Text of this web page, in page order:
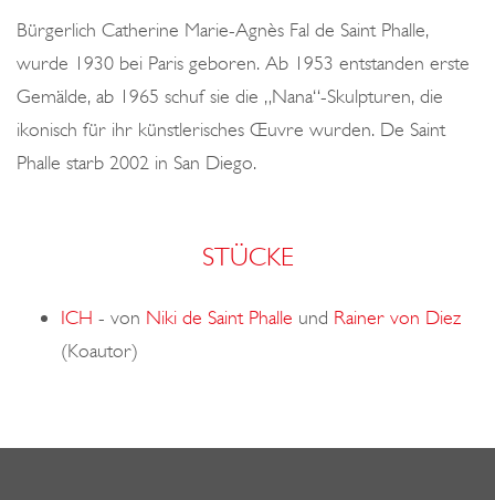
Bürgerlich Catherine Marie-Agnès Fal de Saint Phalle,
wurde 1930 bei Paris geboren. Ab 1953 entstanden erste
Gemälde, ab 1965 schuf sie die „Nana“-Skulpturen, die
ikonisch für ihr künstlerisches Œuvre wurden. De Saint
Phalle starb 2002 in San Diego.
STÜCKE
ICH - von Niki de Saint Phalle und Rainer von Diez
(Koautor)